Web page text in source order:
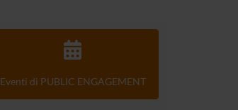
Eventi di PUBLIC ENGAGEMENT